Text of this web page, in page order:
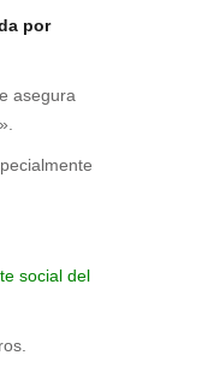
por
asegura
social del